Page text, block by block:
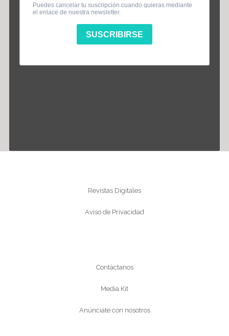
Revistas Digitales
Aviso de Privacidad
Contáctanos
Media Kit
Anúnciate con nosotros